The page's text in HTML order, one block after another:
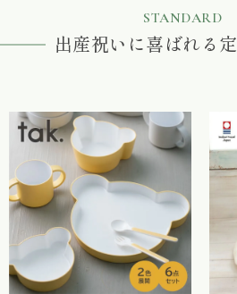
STANDARD
出産祝いに喜ばれる